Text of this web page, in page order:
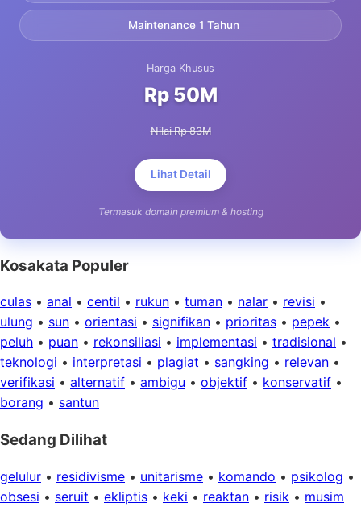
Maintenance 1 Tahun
Harga Khusus
Rp 50M
Nilai Rp 83M
Lihat Detail
Termasuk domain premium & hosting
Kosakata Populer
culas • anal • centil • rukun • tuman • nalar • revisi •
ulung • sun • orientasi • signifikan • prioritas • pepek •
peluh • puan • rekonsiliasi • implementasi • tradisional •
teknologi • interpretasi • plagiat • sangking • relevan •
verifikasi • alternatif • ambigu • objektif • konservatif •
borang • santun
Sedang Dilihat
gelulur • residivisme • unitarisme • komando • psikolog •
obsesi • seruit • ekliptis • keki • reaktan • risik • musim